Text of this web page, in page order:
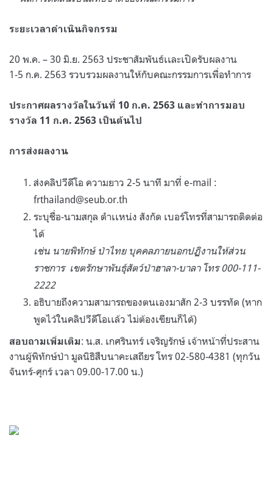
ระยะเวลาดำเนินกิจกรรม
20 พ.ค. – 30 มิ.ย. 2563 ประชาสัมพันธ์เเละเปิดรับผลงาน
1-5 ก.ค. 2563 รวบรวมผลงานให้กับคณะกรรมการเพื่อทำการ
ประกาศผลรางวัลในวันที่ 10 ก.ค. 2563 และทำการมอบ
รางวัล 11 ก.ค. 2563 เป็นต้นไป
การส่งผลงาน
ส่งคลิปวีดีโอ ความยาว 2-5 นาที มาที่ e-mail :
frthailand@seub.or.th
ระบุชื่อ-นามสกุล ตำเเหน่ง สังกัด เบอร์โทรที่สามารถติดต่อ
ได้
เช่น นายพิทักษ์ ป่าไทย บุคคลภายนอกปฏิงานให้ส่วน
ราชการ เขตรักษาพันธุ์สัตว์ป่าฮาลา-บาลา โทร 000-111-
2222
อธิบายถึงความสามารถของตนเองมาสัก 2-3 บรรทัด (หาก
พูดไว้ในคลิปวีดีโอเเล้ว ไม่ต้องเขียนก็ได้)
สอบถามเพิ่มเติม: น.ส. เกศรินทร์ เจริญรักษ์ เจ้าหน้าที่ประสาน
งานผู้พิทักษ์ป่า มูลนิธิสืบนาคะเสถียร โทร 02-580-4381 (ทุกวัน
จันทร์-ศุกร์ เวลา 09.00-17.00 น.)